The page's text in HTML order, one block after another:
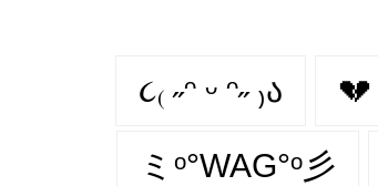
૮₍ ˶ᵔ ᵕ ᵔ˶ ₎ა 💔
ミᵒ°WAG°ᵒ彡